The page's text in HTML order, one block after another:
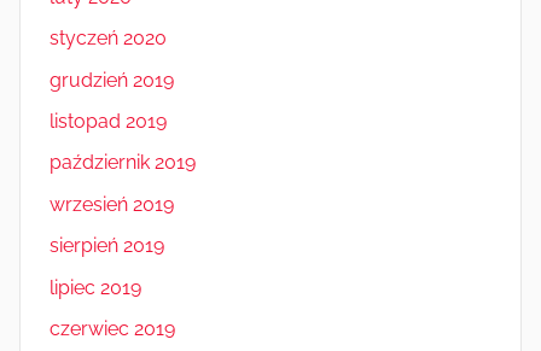
styczeń 2020
grudzień 2019
listopad 2019
październik 2019
wrzesień 2019
sierpień 2019
lipiec 2019
czerwiec 2019